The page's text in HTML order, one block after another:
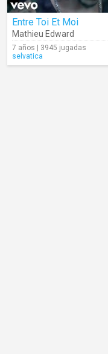
Entre Toi Et Moi
Mathieu Edward
7 años | 3945 jugadas
selvatica